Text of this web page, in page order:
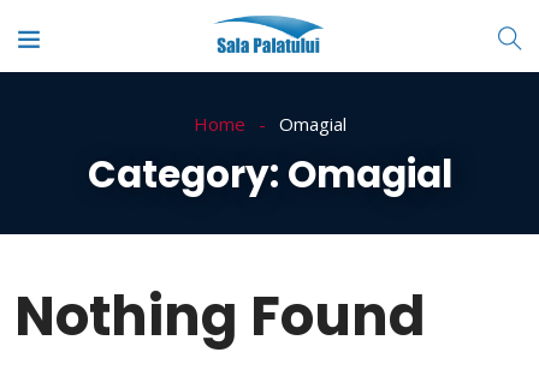
Home Omagial
Category: Omagial
Nothing Found